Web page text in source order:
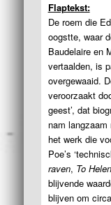
Flaptekst:
De roem die
oogstte, waar
Baudelaire en
vertaalden, is
overgewaaid.
veroorzaakt
geest’, dat
nam
het werk die
Poe’s
raven, To Helen
blijvende
blijven om